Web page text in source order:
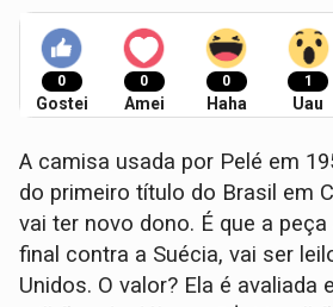
0
Gostei
0
Amei
0
Haha
1
Uau
A camisa usada por Pelé em
do primeiro título do Brasil em
vai ter novo dono. É que a
final contra a Suécia, vai ser
Unidos. O valor? Ela é avaliada